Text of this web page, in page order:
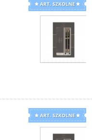
ART. SZKOLNE
ART. SZKOLNE